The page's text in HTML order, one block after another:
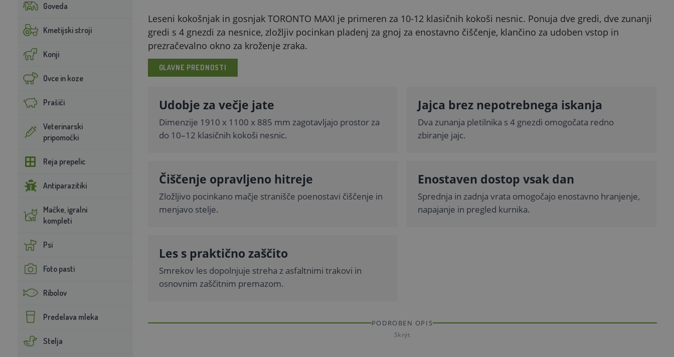
Goveda
Kmetijski stroji
Konji
Ovce in koze
Prašiči
Veterinarski
pripomočki
Reja prepelic
Antiparazitiki
Mačke, igralni
kompleti
Psi
Foto pasti
Ribolov
Predelava mleka
Stelja
Leseni kokošnjak in gosnjak TORONTO MAXI je primeren za 10-12 klasičnih kokoši nesnic. Ponuja dve gredi, dve zunanji
gredi s 4 gnezdi za nesnice, zložljiv pocinkan pladenj za gnoj za enostavno čiščenje, klančino za udoben vstop in
prezračevalno okno za kroženje zraka.
GLAVNE PREDNOSTI
Udobje za večje jate
Dimenzije 1910 x 1100 x 885 mm zagotavljajo prostor za
do 10–12 klasičnih kokoši nesnic.
Jajca brez nepotrebnega iskanja
Dva zunanja pletilnika s 4 gnezdi omogočata redno
zbiranje jajc.
Čiščenje opravljeno hitreje
Zložljivo pocinkano mačje stranišče poenostavi čiščenje in
menjavo stelje.
Enostaven dostop vsak dan
Sprednja in zadnja vrata omogočajo enostavno hranjenje,
napajanje in pregled kurnika.
Les s praktično zaščito
Smrekov les dopolnjuje streha z asfaltnimi trakovi in
osnovnim zaščitnim premazom.
PODROBEN OPIS
Skrýt